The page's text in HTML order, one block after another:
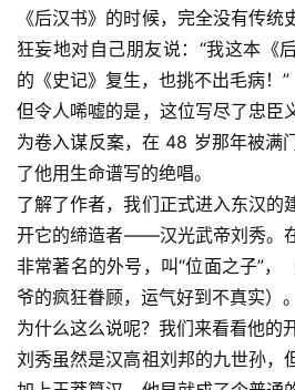
《后汉书》的时候，完全没有传统
狂妄地对自己朋友说：“我这本《
的《史记》复生，也挑不出毛病！”
但令人唏嘘的是，这位写尽了忠臣
为卷入谋反案，在 48 岁那年被满
了他用生命谱写的绝唱。
了解了作者，我们正式进入东汉的
开它的缔造者——汉光武帝刘秀。
非常著名的外号，叫“位面之子”，
爷的疯狂眷顾，运气好到不真实）。
为什么这么说呢？我们来看看他的开
刘秀虽然是汉高祖刘邦的九世孙，